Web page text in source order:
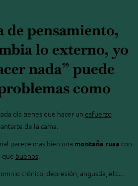
de pensamiento,
lo externo, yo
nada” puede
como
día tienes que hacer un esfuerzo
de la cama.
parece mas bien una montaña rusa con
que buenos.
crónico, depresión, angustia, etc…